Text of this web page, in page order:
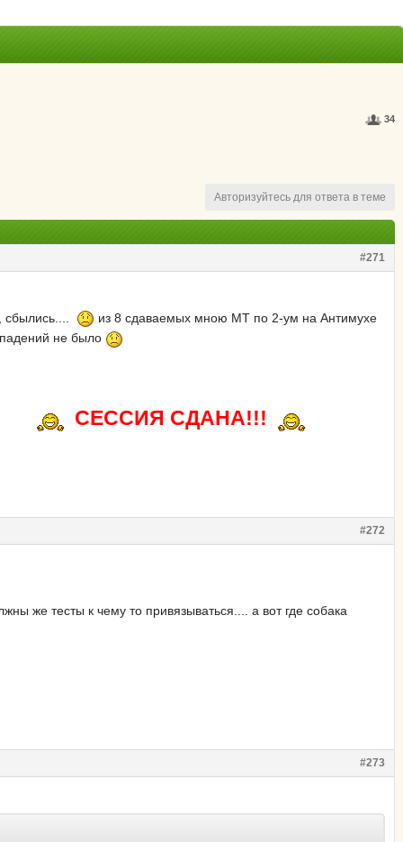
34
Авторизуйтесь для ответа в теме
#271
сбылись....
из 8 сдаваемых мною МТ по 2-ум на Антимухе
не было
СЕССИЯ СДАНА!!!
#272
же тесты к чему то привязываться.... а вот где собака
#273